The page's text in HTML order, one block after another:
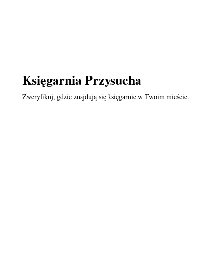
Księgarnia Przysucha
Zweryfikuj, gdzie znajdują się księgarnie w Twoim mieście.